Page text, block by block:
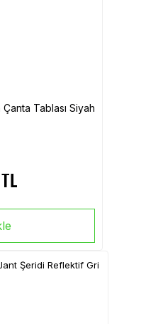
Tablası Siyah